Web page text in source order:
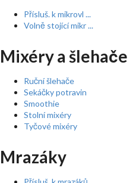
Přísluš. k mikrovl ...
Volně stojící mikr ...
Mixéry a šlehače
Ruční šlehače
Sekáčky potravin
Smoothie
Stolní mixéry
Tyčové mixéry
Mrazáky